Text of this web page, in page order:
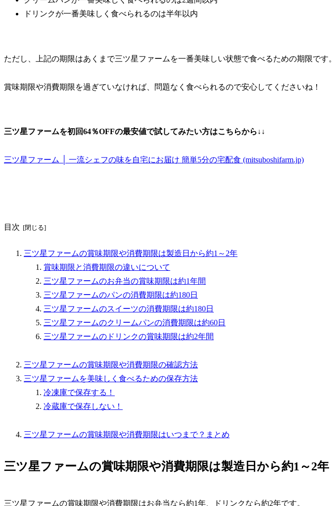
ドリンクが一番美味しく食べられるのは半年以内
ただし、上記の期限はあくまで三ツ星ファームを一番美味しい状態で食べるための期限です。
賞味期限や消費期限を過ぎていなければ、問題なく食べられるので安心してくださいね！
三ツ星ファームを初回64％OFFの最安値で試してみたい方はこちらから↓↓
三ツ星ファーム │ 一流シェフの味を自宅にお届け 簡単5分の宅配食 (mitsuboshifarm.jp)
目次
三ツ星ファームの賞味期限や消費期限は製造日から約1～2年
賞味期限と消費期限の違いについて
三ツ星ファームのお弁当の賞味期限は約1年間
三ツ星ファームのパンの消費期限は約180日
三ツ星ファームのスイーツの消費期限は約180日
三ツ星ファームのクリームパンの消費期限は約60日
三ツ星ファームのドリンクの賞味期限は約2年間
三ツ星ファームの賞味期限や消費期限の確認方法
三ツ星ファームを美味しく食べるための保存方法
冷凍庫で保存する！
冷蔵庫で保存しない！
三ツ星ファームの賞味期限や消費期限はいつまで？まとめ
三ツ星ファームの賞味期限や消費期限は製造日から約1～2年
三ツ星ファームの賞味期限や消費期限はお弁当なら約1年、ドリンクなら約2年です。